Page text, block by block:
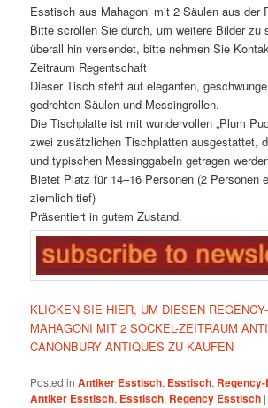
Esstisch aus Mahagoni mit 2 Säulen aus der
Bitte scrollen Sie durch, um weitere Bilder zu
überall hin versendet, bitte nehmen Sie
Zeitraum Regentschaft
Dieser Tisch steht auf eleganten,
gedrehten Säulen und Messingrollen.
Die Tischplatte ist mit wundervollen „Plum
zwei zusätzlichen Tischplatten ausgestattet,
und typischen Messinggabeln getragen
Bietet Platz für 14–16 Personen (2 Personen
ziemlich tief)
Präsentiert in gutem Zustand.
KLICKEN SIE HIER, UM DIESEN
MAHAGONI MIT 2 SOCKEL-ZEITRAUM
CANONBURY ANTIQUES ZU KAUFEN
Posted in Antiker Esstisch, Esstisch,
Antiker Esstisch, Esstisch, Regency Esstisch |